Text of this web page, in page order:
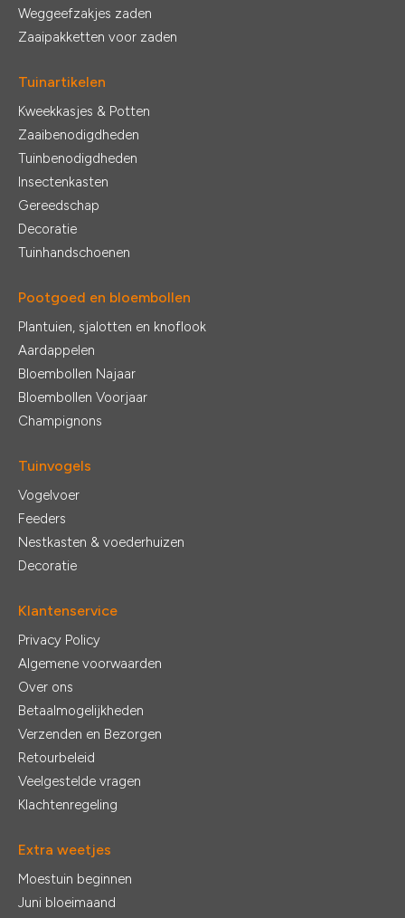
Weggeefzakjes zaden
Zaaipakketten voor zaden
Tuinartikelen
Kweekkasjes & Potten
Zaaibenodigdheden
Tuinbenodigdheden
Insectenkasten
Gereedschap
Decoratie
Tuinhandschoenen
Pootgoed en bloembollen
Plantuien, sjalotten en knoflook
Aardappelen
Bloembollen Najaar
Bloembollen Voorjaar
Champignons
Tuinvogels
Vogelvoer
Feeders
Nestkasten & voederhuizen
Decoratie
Klantenservice
Privacy Policy
Algemene voorwaarden
Over ons
Betaalmogelijkheden
Verzenden en Bezorgen
Retourbeleid
Veelgestelde vragen
Klachtenregeling
Extra weetjes
Moestuin beginnen
Juni bloeimaand